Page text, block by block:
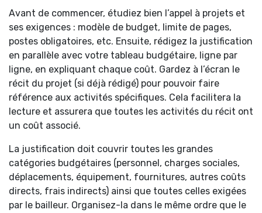
Avant de commencer, étudiez bien l’appel à projets et
ses exigences : modèle de budget, limite de pages,
postes obligatoires, etc. Ensuite, rédigez la justification
en parallèle avec votre tableau budgétaire, ligne par
ligne, en expliquant chaque coût. Gardez à l’écran le
récit du projet (si déjà rédigé) pour pouvoir faire
référence aux activités spécifiques. Cela facilitera la
lecture et assurera que toutes les activités du récit ont
un coût associé.
La justification doit couvrir toutes les grandes
catégories budgétaires (personnel, charges sociales,
déplacements, équipement, fournitures, autres coûts
directs, frais indirects) ainsi que toutes celles exigées
par le bailleur. Organisez-la dans le même ordre que le